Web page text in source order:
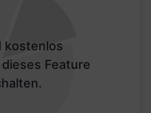
kostenlos
Feature